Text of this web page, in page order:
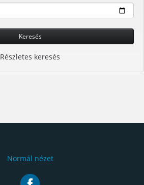
Keresés
Részletes keresés
Normál nézet